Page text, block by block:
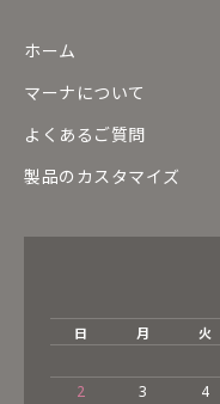
ホーム
マーナについて
よくあるご質問
製品のカスタマイズ
日 月 火
2
3 4